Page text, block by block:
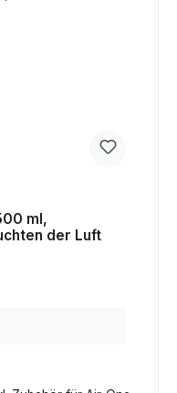
ml,
der Luft